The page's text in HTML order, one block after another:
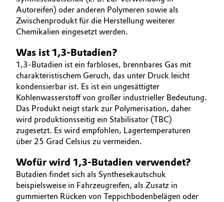
Automotive & Transportation
Building, Construction & Infrastructure
Catalysts
Chemical Industry
Circular Economy
Coatings, Paints & Printing
Composites
BVB Partnerschaft
Geschichte
Struktur & Organisation
Vorstand
Aufsichtsrat
Struktur
Business Lines
ESHQ
Einkauf
UNSER GESCHÄFT
INNOVATION
NACHHALTIGKEIT
SERVICES
Autoreifen) oder anderen Polymeren sowie als
Zwischenprodukt für die Herstellung weiterer
Chemikalien eingesetzt werden.
Was ist 1,3-Butadien?
1,3-Butadien ist ein farbloses, brennbares Gas mit
charakteristischem Geruch, das unter Druck leicht
kondensierbar ist. Es ist ein ungesättigter
Kohlenwasserstoff von großer industrieller Bedeutung.
Das Produkt neigt stark zur Polymerisation, daher
wird produktionsseitig ein Stabilisator (TBC)
zugesetzt. Es wird empfohlen, Lagertemperaturen
über 25 Grad Celsius zu vermeiden.
Wofür wird 1,3-Butadien verwendet?
Butadien findet sich als Synthesekautschuk
beispielsweise in Fahrzeugreifen, als Zusatz in
gummierten Rücken von Teppichbodenbelägen oder